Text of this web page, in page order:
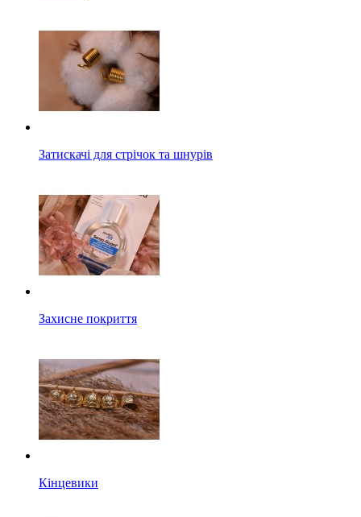
Затискачі для стрічок та шнурів
Захисне покриття
Кінцевики